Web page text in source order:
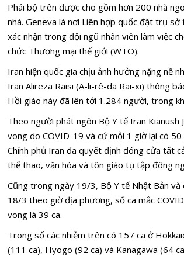
Phái bộ trên được cho gồm hơn 200 nhà
nhà. Geneva là nơi Liên hợp quốc đặt trụ sở
xác nhận trong đội ngũ nhân viên làm việc
chức Thương mại thế giới (WTO).
Iran hiện quốc gia chịu ảnh hưởng nặng nề
Iran Alireza Raisi (A-li-rê-da Rai-xi) thông
Hồi giáo này đã lên tới 1.284 người, trong
Theo người phát ngôn Bộ Y tế Iran
vong do COVID-19 và cứ mỗi 1 giờ lại có
Chính phủ Iran đã quyết định đóng cửa tất
thể thao, văn hóa và tôn giáo tụ tập đông
Cũng trong ngày 19/3, Bộ Y tế Nhật Bản
18/3 theo giờ địa phương, số ca mắc
vong là 39 ca.
Trong số các nhiễm trên có 157 ca ở
(111 ca), Hyogo (92 ca) và Kanagawa (64